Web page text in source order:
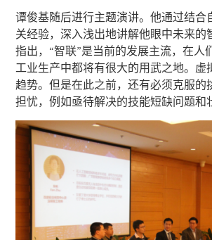
谭俊基随后进行主题演讲。他通过结合
关经验，深入浅出地讲解他眼中未来的
指出，“智联”是当前的发展主流，在人
工业生产中都将有很大的用武之地。虚
趋势。但是在此之前，还有必须克服的
担忧，例如亟待解决的技能短缺问题和